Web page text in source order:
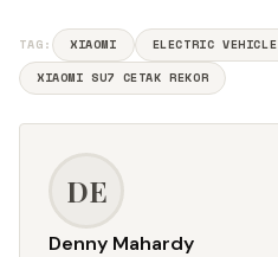
TAG: XIAOMI ELECTRIC VEHICLE
XIAOMI SU7 CETAK REKOR
DE
Denny Mahardy